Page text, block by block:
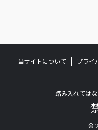
当サイトについて プライ
踏み入れては
©